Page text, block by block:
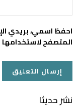
احفظ اسمي، بريدي
المتصفح
نشر حديثا